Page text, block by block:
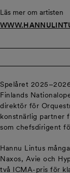
Läs mer om artisten
Spelåret
Finlands
direktör för
konstnärlig partner
som chefsdirigent
Hannu Lintus
Naxos, Avie och
två ICMA-pris för